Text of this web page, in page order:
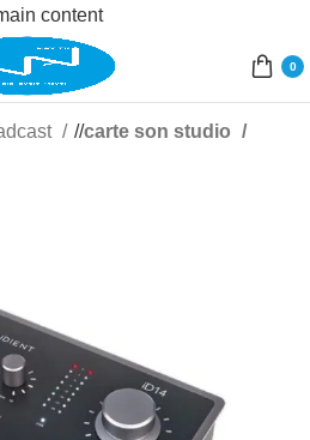
content
0
/ carte son studio